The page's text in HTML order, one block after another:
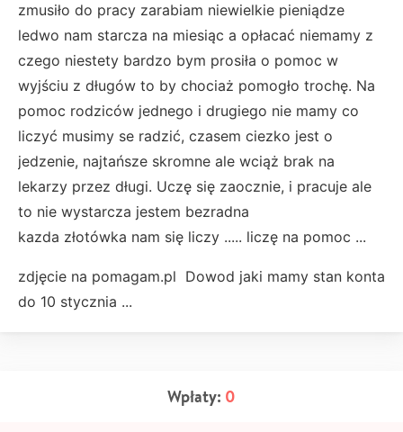
zmusiło do pracy zarabiam niewielkie pieniądze
ledwo nam starcza na miesiąc a opłacać niemamy z
czego niestety bardzo bym prosiła o pomoc w
wyjściu z długów to by chociaż pomogło trochę. Na
pomoc rodziców jednego i drugiego nie mamy co
liczyć musimy se radzić, czasem ciezko jest o
jedzenie, najtańsze skromne ale wciąż brak na
lekarzy przez długi. Uczę się zaocznie, i pracuje ale
to nie wystarcza jestem bezradna
kazda złotówka nam się liczy ..... liczę na pomoc ...
zdjęcie na pomagam.pl Dowod jaki mamy stan konta
do 10 stycznia ...
Wpłaty: 0